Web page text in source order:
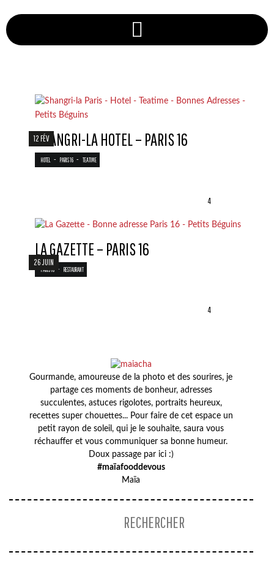
12 FÉV
SHANGRI-LA HOTEL – PARIS 16
HOTEL - PARIS 16 - TEATIME
4
26 JUIN
LA GAZETTE – PARIS 16
PARIS 16 - RESTAURANT
4
Gourmande, amoureuse de la photo et des sourires, je
partage ces moments de bonheur, adresses
succulentes, astuces rigolotes, portraits heureux,
recettes super chouettes... Pour faire de cet espace un
petit rayon de soleil, qui je le souhaite, saura vous
réchauffer et vous communiquer sa bonne humeur.
Doux passage par ici :)
#maïafooddevous
Maïa